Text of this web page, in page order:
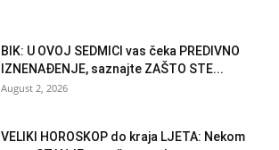
BIK: U OVOJ SEDMICI vas čeka PREDIVNO
IZNENAĐENJE, saznajte ZAŠTO STE...
August 2, 2026
VELIKI HOROSKOP do kraja LJETA: Nekom